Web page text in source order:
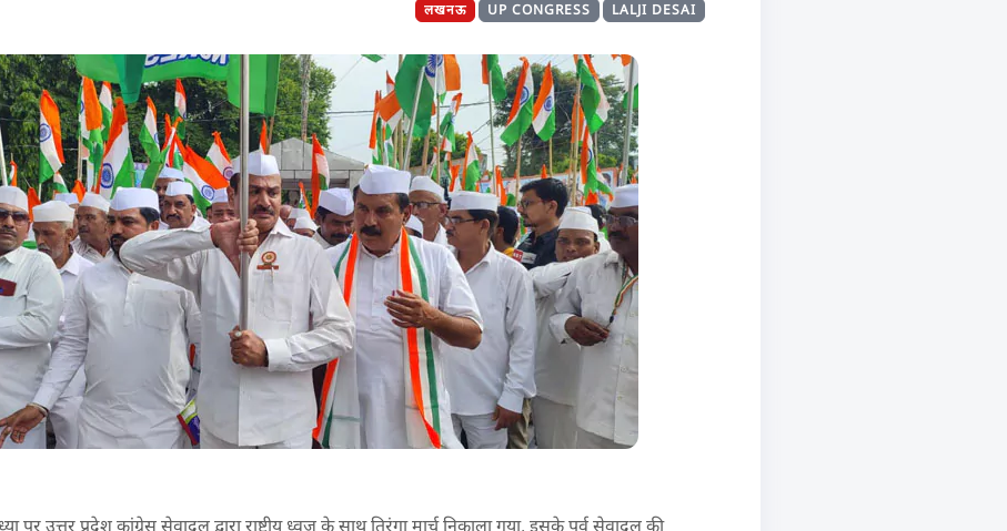
LALJI DESAI
UP CONGRESS
लखनऊ
पर उत्तर प्रदेश कांग्रेस सेवादल द्वारा राष्ट्रीय ध्वज के साथ तिरंगा मार्च निकाला गया, इसके पूर्व सेवादल की